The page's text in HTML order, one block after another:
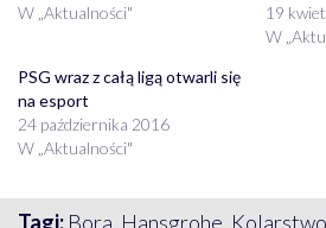
W „Aktualności"
19
W
PSG wraz z całą ligą otwarli się
na esport
24 października 2016
W „Aktualności"
Tagi: Bora Hansgrohe Kolarstwo